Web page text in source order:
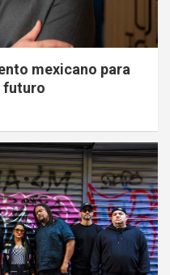
mexicano para
futuro